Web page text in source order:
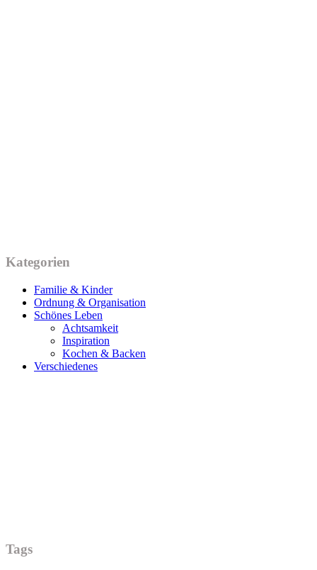
Kategorien
Familie & Kinder
Ordnung & Organisation
Schönes Leben
Achtsamkeit
Inspiration
Kochen & Backen
Verschiedenes
Tags